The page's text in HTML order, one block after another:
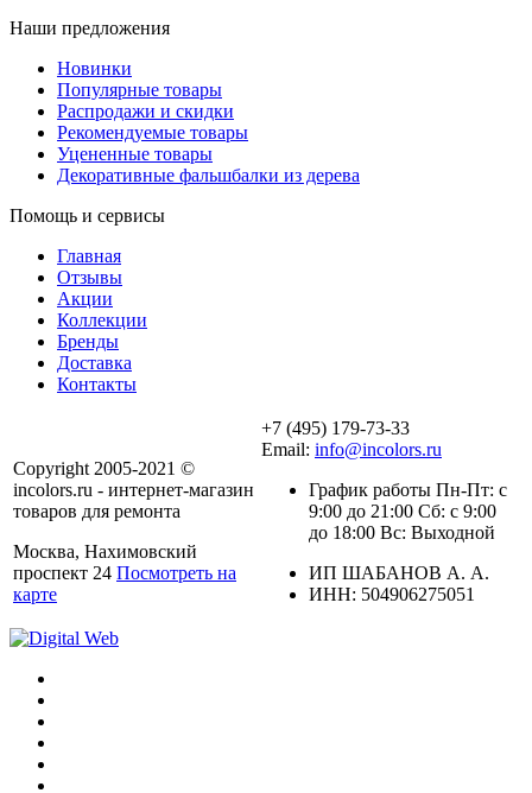
Наши предложения
Новинки
Популярные товары
Распродажи и скидки
Рекомендуемые товары
Уцененные товары
Декоративные фальшбалки из дерева
Помощь и сервисы
Главная
Отзывы
Акции
Коллекции
Бренды
Доставка
Контакты
Copyright 2005-2021 ©
incolors.ru - интернет-магазин
товаров для ремонта
Москва, Нахимовский
проспект 24 Посмотреть на
карте
+7 (495) 179-73-33
Email: info@incolors.ru
График работы Пн-Пт: с
9:00 до 21:00 Сб: с 9:00
до 18:00 Вс: Выходной
ИП ШАБАНОВ А. А.
ИНН: 504906275051